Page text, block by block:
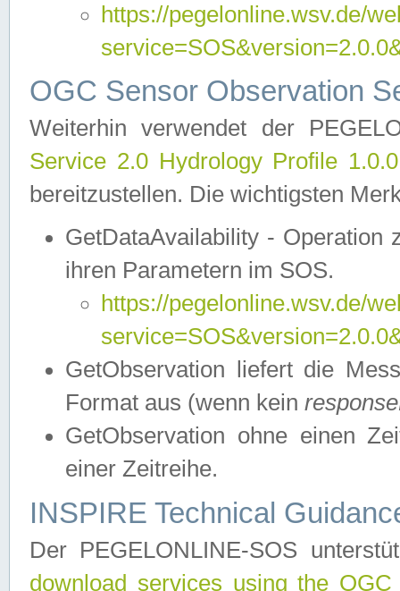
https://pegelonline.wsv.de/
OGC Sensor Observation
Weiterhin verwendet der
Service 2.0 Hydrology Profile
bereitzustellen. Die wichtigsten
GetDataAvailability - Operation
ihren Parametern im SOS.
https://pegelonline.wsv.de/
GetObservation liefert die
Format aus (wenn kein
GetObservation ohne einen
einer Zeitreihe.
INSPIRE Technical
Der PEGELONLINE-SOS
download services using the